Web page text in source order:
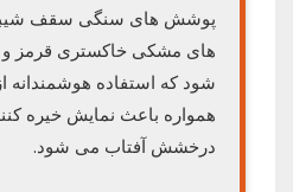
پوشش های سنگی سقف
های مشکی خاکستری قرمز
شود که استفاده هوشمندانه
همواره باعث نمایش خیره
درخشش آفتاب می شود.